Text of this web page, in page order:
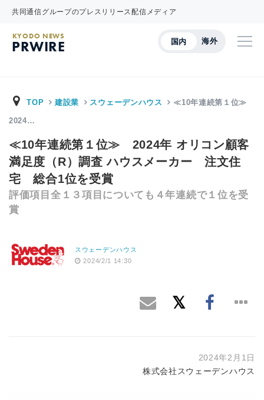
共同通信グループのプレスリリース配信メディア
国内 海外
KYODO NEWS
PRWIRE
TOP 建設業 スウェーデンハウス ≪10年連続第１位≫
2024…
≪10年連続第１位≫ 2024年 オリコン顧客
満足度（R）調査 ハウスメーカー 注文住
宅 総合1位を受賞
評価項目全１３項目についても４年連続で１位を受
賞
スウェーデンハウス
2024/2/1 14:30
2024年2月1日
株式会社スウェーデンハウス